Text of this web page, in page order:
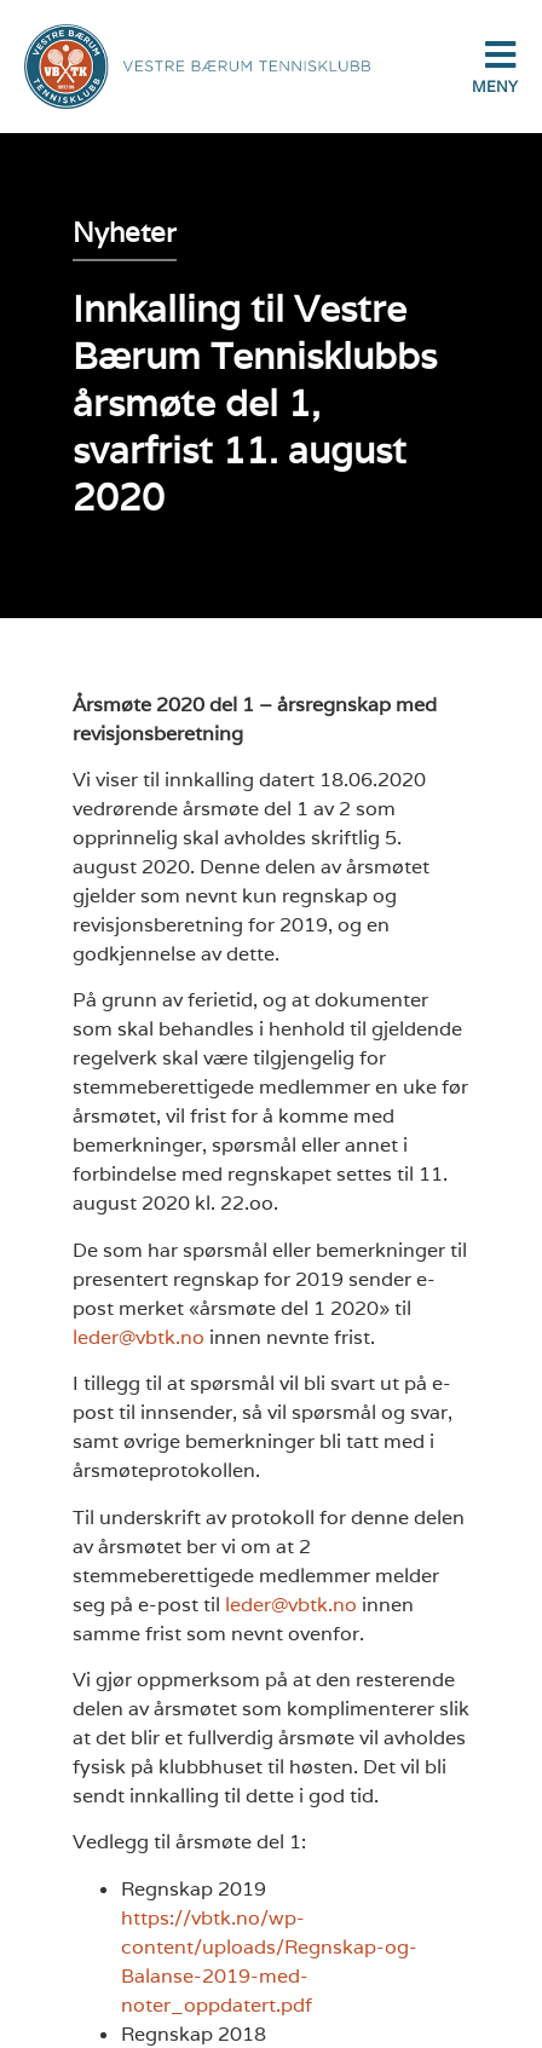
MENY
Nyheter
Innkalling til Vestre
Bærum Tennisklubbs
årsmøte del 1,
svarfrist 11. august
2020
Årsmøte 2020 del 1 – årsregnskap med
revisjonsberetning
Vi viser til innkalling datert 18.06.2020
vedrørende årsmøte del 1 av 2 som
opprinnelig skal avholdes skriftlig 5.
august 2020. Denne delen av årsmøtet
gjelder som nevnt kun regnskap og
revisjonsberetning for 2019, og en
godkjennelse av dette.
På grunn av ferietid, og at dokumenter
som skal behandles i henhold til gjeldende
regelverk skal være tilgjengelig for
stemmeberettigede medlemmer en uke før
årsmøtet, vil frist for å komme med
bemerkninger, spørsmål eller annet i
forbindelse med regnskapet settes til 11.
august 2020 kl. 22.oo.
De som har spørsmål eller bemerkninger til
presentert regnskap for 2019 sender e-
post merket «årsmøte del 1 2020» til
leder@vbtk.no innen nevnte frist.
I tillegg til at spørsmål vil bli svart ut på e-
post til innsender, så vil spørsmål og svar,
samt øvrige bemerkninger bli tatt med i
årsmøteprotokollen.
Til underskrift av protokoll for denne delen
av årsmøtet ber vi om at 2
stemmeberettigede medlemmer melder
seg på e-post til leder@vbtk.no innen
samme frist som nevnt ovenfor.
Vi gjør oppmerksom på at den resterende
delen av årsmøtet som komplimenterer slik
at det blir et fullverdig årsmøte vil avholdes
fysisk på klubbhuset til høsten. Det vil bli
sendt innkalling til dette i god tid.
Vedlegg til årsmøte del 1:
Regnskap 2019
https://vbtk.no/wp-
content/uploads/Regnskap-og-
Balanse-2019-med-
noter_oppdatert.pdf
Regnskap 2018